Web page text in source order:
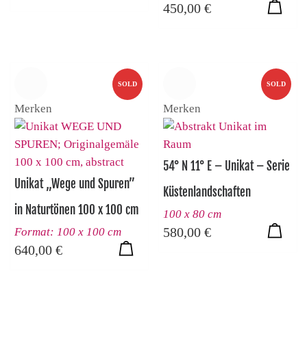
450,00€
SOLD
Merken
Unikat „Wege und Spuren”
in Naturtönen 100 x 100 cm
Format: 100 x 100 cm
640,00 €
SOLD
Merken
54° N 11° E – Unikat – Serie
Küstenlandschaften
100 x 80 cm
580,00€